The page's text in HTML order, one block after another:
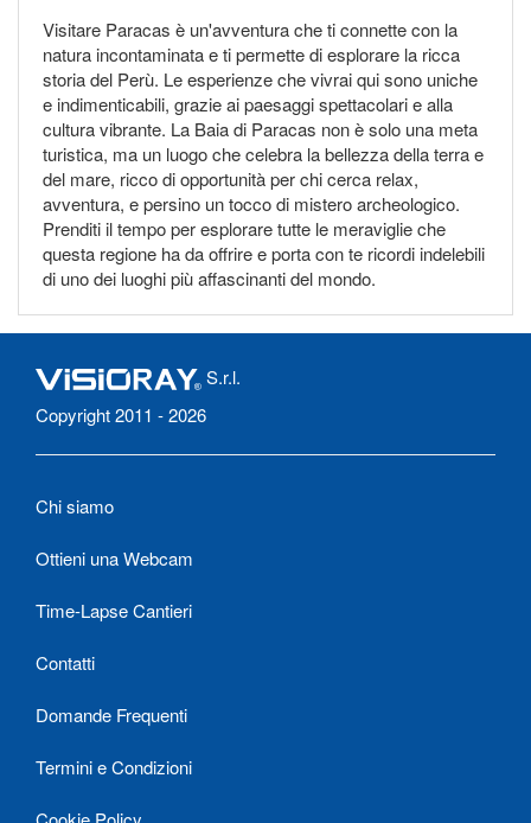
Visitare Paracas è un'avventura che ti connette con la
natura incontaminata e ti permette di esplorare la ricca
storia del Perù. Le esperienze che vivrai qui sono uniche
e indimenticabili, grazie ai paesaggi spettacolari e alla
cultura vibrante. La Baia di Paracas non è solo una meta
turistica, ma un luogo che celebra la bellezza della terra e
del mare, ricco di opportunità per chi cerca relax,
avventura, e persino un tocco di mistero archeologico.
Prenditi il tempo per esplorare tutte le meraviglie che
questa regione ha da offrire e porta con te ricordi indelebili
di uno dei luoghi più affascinanti del mondo.
S.r.l.
Copyright 2011 - 2026
Chi siamo
Ottieni una Webcam
Time-Lapse Cantieri
Contatti
Domande Frequenti
Termini e Condizioni